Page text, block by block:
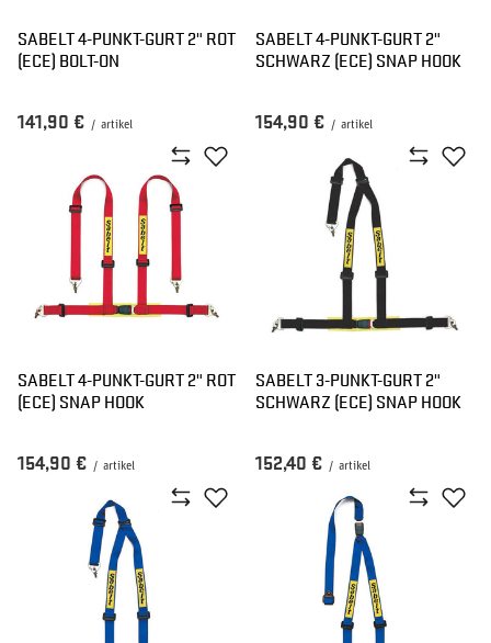
SABELT 4-PUNKT-GURT 2" ROT
(ECE) BOLT-ON
141,90 € / artikel
SABELT 4-PUNKT-GURT 2"
SCHWARZ (ECE) SNAP HOOK
154,90 € / artikel
SABELT 4-PUNKT-GURT 2" ROT
(ECE) SNAP HOOK
154,90 € / artikel
SABELT 3-PUNKT-GURT 2"
SCHWARZ (ECE) SNAP HOOK
152,40 € / artikel